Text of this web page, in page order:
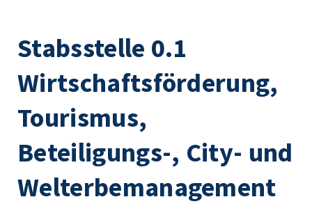
Stabsstelle 0.1
Wirtschaftsförderung,
Tourismus,
Beteiligungs-, City- und
Welterbemanagement